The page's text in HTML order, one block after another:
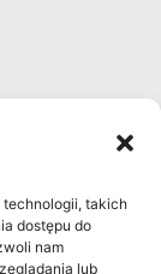
takich
dostępu do
nam
lub